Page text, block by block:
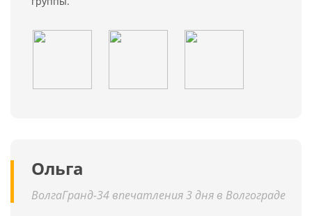
Ольга
ВолгаГранд-34 впечатления 3 дня в Волгограде